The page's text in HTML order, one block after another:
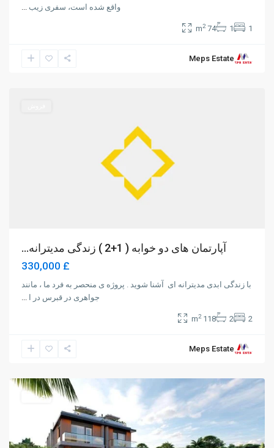
واقع شده است، سفری زیب ...
1
1
74 m
2
Meps Estate
آپارتمان های دو خوابه ( 1+2 ) زندگی مدیترانه...
£ 330,000
با زندگی ابدی مدیترانه ای آشنا شوید . پروژه ی منحصر به فرد ما ، مانند
جواهری در قبرس در ا ...
2
2
118 m
2
Meps EstateAlsancak,
فروش